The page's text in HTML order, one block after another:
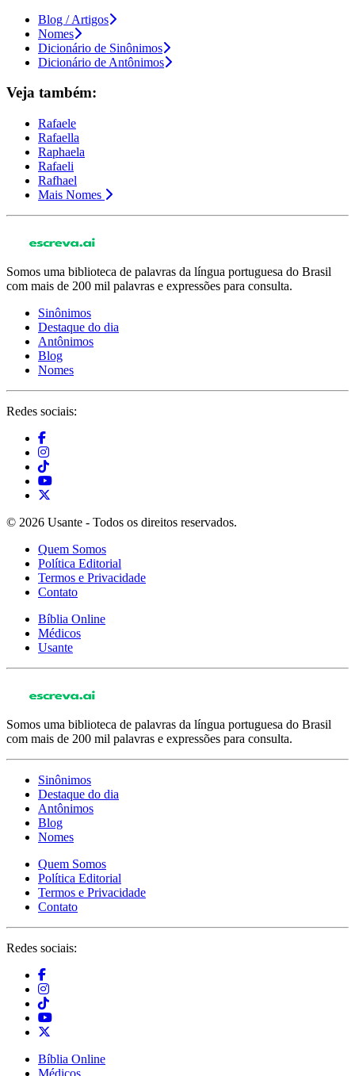
Blog / Artigos
Nomes
Dicionário de Sinônimos
Dicionário de Antônimos
Veja também:
Rafaele
Rafaella
Raphaela
Rafaeli
Rafhael
Mais Nomes
Somos uma biblioteca de palavras da língua portuguesa do Brasil
com mais de 200 mil palavras e expressões para consulta.
Sinônimos
Destaque do dia
Antônimos
Blog
Nomes
Redes sociais:
© 2026 Usante - Todos os direitos reservados.
Quem Somos
Política Editorial
Termos e Privacidade
Contato
Bíblia Online
Médicos
Usante
Somos uma biblioteca de palavras da língua portuguesa do Brasil
com mais de 200 mil palavras e expressões para consulta.
Sinônimos
Destaque do dia
Antônimos
Blog
Nomes
Quem Somos
Política Editorial
Termos e Privacidade
Contato
Redes sociais:
Bíblia Online